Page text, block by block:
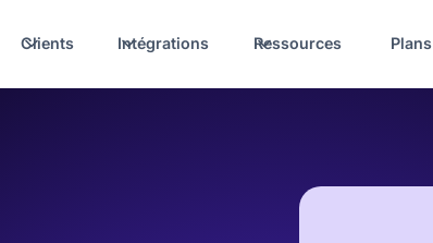
Clients Intégrations Ressources Plans